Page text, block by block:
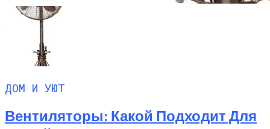
ДОМ И УЮТ
Вентиляторы: Какой Подходит Для